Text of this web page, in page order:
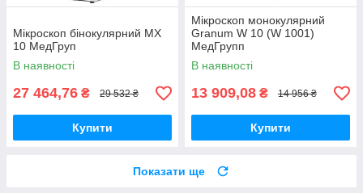
Мікроскоп бінокулярний МХ
10 МедГруп
В наявності
27 464,76 ₴ 29 532 ₴
Купити
Мікроскоп монокулярний
Granum W 10 (W 1001)
МедГрупп
В наявності
13 909,08 ₴ 14 956 ₴
Купити
Показати ще